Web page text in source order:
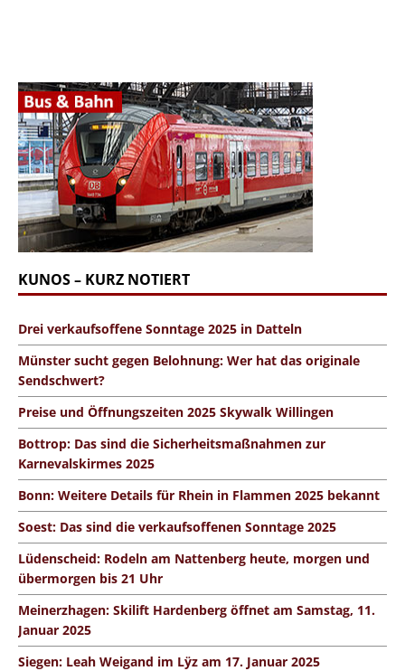
KUNOS – KURZ NOTIERT
Drei verkaufsoffene Sonntage 2025 in Datteln
Münster sucht gegen Belohnung: Wer hat das originale
Sendschwert?
Preise und Öffnungszeiten 2025 Skywalk Willingen
Bottrop: Das sind die Sicherheitsmaßnahmen zur
Karnevalskirmes 2025
Bonn: Weitere Details für Rhein in Flammen 2025 bekannt
Soest: Das sind die verkaufsoffenen Sonntage 2025
Lüdenscheid: Rodeln am Nattenberg heute, morgen und
übermorgen bis 21 Uhr
Meinerzhagen: Skilift Hardenberg öffnet am Samstag, 11.
Januar 2025
Siegen: Leah Weigand im Lÿz am 17. Januar 2025